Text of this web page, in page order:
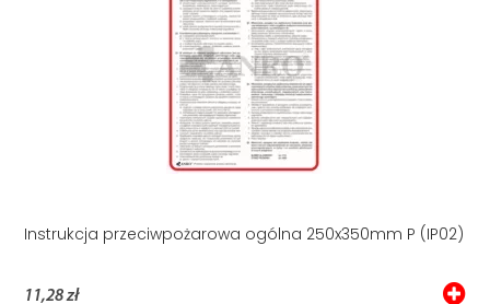
Instrukcja przeciwpożarowa ogólna 250x350mm P (IP02)
11,28 zł